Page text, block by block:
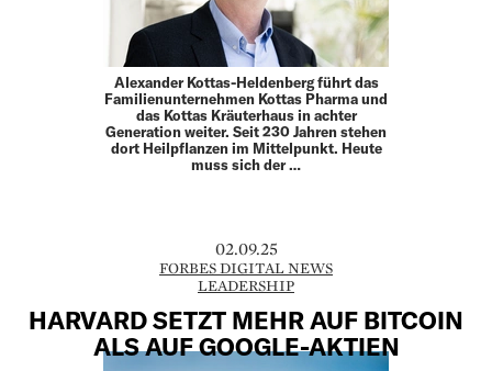
Alexander Kottas-Heldenberg führt das
Familien­unternehmen Kottas Pharma und
das Kottas Kräuterhaus in achter
Generation weiter. Seit 230 Jahren stehen
dort Heilpflanzen im Mittelpunkt. Heute
muss sich der …
02.09.25
FORBES DIGITAL NEWS
LEADERSHIP
HARVARD SETZT MEHR AUF BITCOIN
ALS AUF GOOGLE-AKTIEN